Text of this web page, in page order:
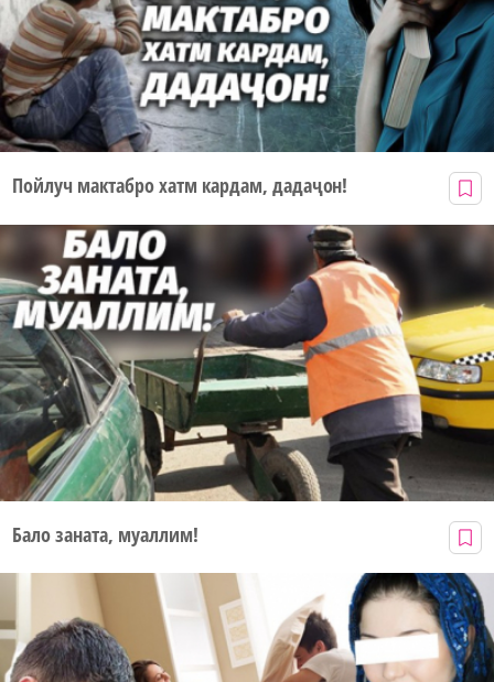
Пойлуч мактабро хатм кардам, дадаҷон!
Бало заната, муаллим!